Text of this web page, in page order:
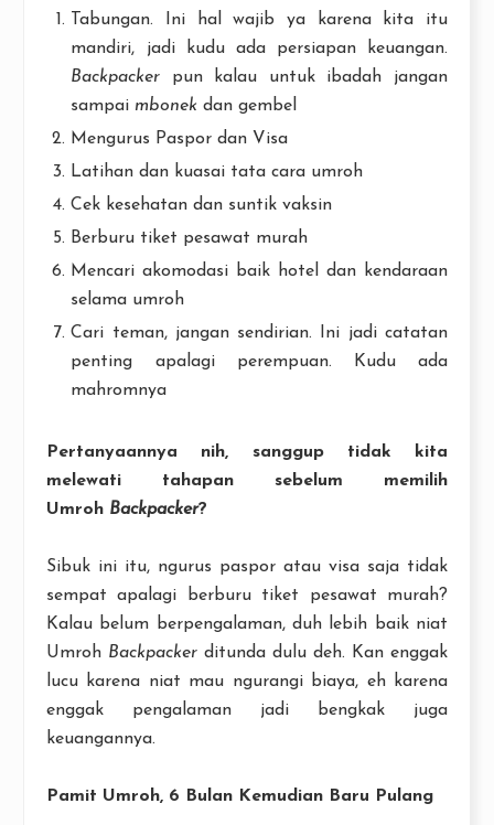
Tabungan. Ini hal wajib ya karena kita itu
mandiri, jadi kudu ada persiapan keuangan.
Backpacker pun kalau untuk ibadah jangan
sampai mbonek dan gembel
Mengurus Paspor dan Visa
Latihan dan kuasai tata cara umroh
Cek kesehatan dan suntik vaksin
Berburu tiket pesawat murah
Mencari akomodasi baik hotel dan kendaraan
selama umroh
Cari teman, jangan sendirian. Ini jadi catatan
penting apalagi perempuan. Kudu ada
mahromnya
Pertanyaannya nih, sanggup tidak kita
melewati tahapan sebelum memilih
Umroh Backpacker?
Sibuk ini itu, ngurus paspor atau visa saja tidak
sempat apalagi berburu tiket pesawat murah?
Kalau belum berpengalaman, duh lebih baik niat
Umroh Backpacker ditunda dulu deh. Kan enggak
lucu karena niat mau ngurangi biaya, eh karena
enggak pengalaman jadi bengkak juga
keuangannya.
Pamit Umroh, 6 Bulan Kemudian Baru Pulang